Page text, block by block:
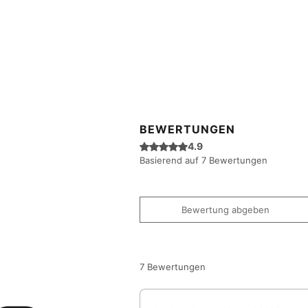
BEWERTUNGEN
Mit 4,9 von 5 Sternen bewertet.
4.9
Basierend auf 7 Bewertungen
Bewertung abgeben
7 Bewertungen